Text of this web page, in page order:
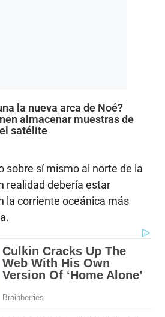
la nueva arca de Noé?
almacenar muestras de
satélite
sobre sí mismo al norte de la
realidad debería estar
la corriente oceánica más